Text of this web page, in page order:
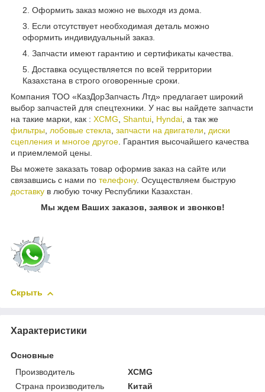
Оформить заказ можно не выходя из дома.
Если отсутствует необходимая деталь можно
оформить индивидуальный заказ.
Запчасти имеют гарантию и сертификаты качества.
Доставка осуществляется по всей территории
Казахстана в строго оговоренные сроки.
Компания ТОО «КазДорЗапчасть Лтд» предлагает широкий
выбор запчастей для спецтехники. У нас вы найдете запчасти
на такие марки, как : XCMG, Shantui, Hyndai, а так же
фильтры, лобовые стекла, запчасти на двигатели, диски
сцепления и многое другое. Гарантия высочайшего качества
и приемлемой цены.
Вы можете заказать товар оформив заказ на сайте или
связавшись с нами по телефону. Осуществляем быструю
доставку в любую точку Республики Казахстан.
Мы ждем Ваших заказов, заявок и звонков!
Скрыть
Характеристики
Основные
Производитель
XCMG
Страна производитель
Китай